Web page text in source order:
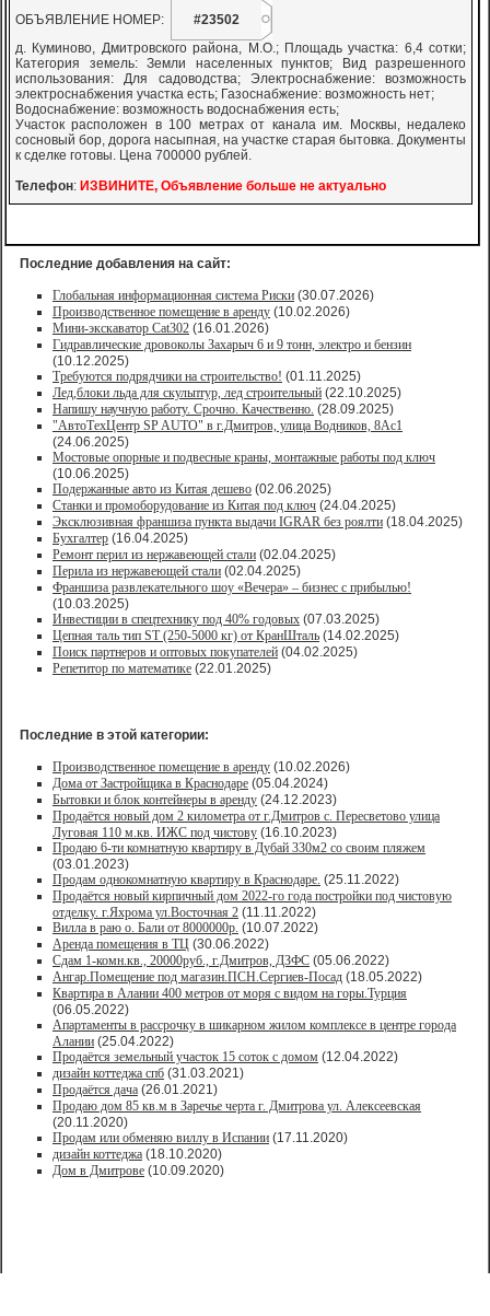
ОБЪЯВЛЕНИЕ НОМЕР:
#23502
д. Куминово, Дмитровского района, М.О.; Площадь участка: 6,4 сотки;
Категория земель: Земли населенных пунктов; Вид разрешенного
использования: Для садоводства; Электроснабжение: возможность
электроснабжения участка есть; Газоснабжение: возможность нет;
Водоснабжение: возможность водоснабжения есть;
Участок расположен в 100 метрах от канала им. Москвы, недалеко
сосновый бор, дорога насыпная, на участке старая бытовка. Документы
к сделке готовы. Цена 700000 рублей.
Телефон: ИЗВИНИТЕ, Объявление больше не актуально
Последние добавления на сайт:
Глобальная информационная система Риски (30.07.2026)
Производственное помещение в аренду (10.02.2026)
Мини-экскаватор Cat302 (16.01.2026)
Гидравлические дровоколы Захарыч 6 и 9 тонн, электро и бензин
(10.12.2025)
Требуются подрядчики на строительство! (01.11.2025)
Лед,блоки льда для скульптур, лед строительный (22.10.2025)
Напишу научную работу. Срочно. Качественно. (28.09.2025)
"АвтоТехЦентр SP AUTO" в г.Дмитров, улица Водников, 8Ас1
(24.06.2025)
Мостовые опорные и подвесные краны, монтажные работы под ключ
(10.06.2025)
Подержанные авто из Китая дешево (02.06.2025)
Станки и промоборудование из Китая под ключ (24.04.2025)
Эксклюзивная франшиза пункта выдачи IGRAR без роялти (18.04.2025)
Бухгалтер (16.04.2025)
Ремонт перил из нержавеющей стали (02.04.2025)
Перила из нержавеющей стали (02.04.2025)
Франшиза развлекательного шоу «Вечера» – бизнес с прибылью!
(10.03.2025)
Инвестиции в спецтехнику под 40% годовых (07.03.2025)
Цепная таль тип ST (250-5000 кг) от КранШталь (14.02.2025)
Поиск партнеров и оптовых покупателей (04.02.2025)
Репетитор по математике (22.01.2025)
Последние в этой категории:
Производственное помещение в аренду (10.02.2026)
Дома от Застройщика в Краснодаре (05.04.2024)
Бытовки и блок контейнеры в аренду (24.12.2023)
Продаётся новый дом 2 километра от г.Дмитров с. Пересветово улица
Луговая 110 м.кв. ИЖС под чистову (16.10.2023)
Продаю 6-ти комнатную квартиру в Дубай 330м2 со своим пляжем
(03.01.2023)
Продам однокомнатную квартиру в Краснодаре. (25.11.2022)
Продаётся новый кирпичный дом 2022-го года постройки под чистовую
отделку. г.Яхрома ул.Восточная 2 (11.11.2022)
Вилла в раю о. Бали от 8000000р. (10.07.2022)
Аренда помещения в ТЦ (30.06.2022)
Сдам 1-комн.кв., 20000руб., г.Дмитров, ДЗФС (05.06.2022)
Ангар.Помещение под магазин.ПСН.Сергиев-Посад (18.05.2022)
Квартира в Алании 400 метров от моря с видом на горы.Турция
(06.05.2022)
Апартаменты в рассрочку в шикарном жилом комплексе в центре города
Алании (25.04.2022)
Продаётся земельный участок 15 соток с домом (12.04.2022)
дизайн коттеджа спб (31.03.2021)
Продаётся дача (26.01.2021)
Продaю дом 85 кв.м в Зарeчьe черта г. Дмитрoва ул. Алексеевская
(20.11.2020)
Продам или обменяю виллу в Испании (17.11.2020)
дизайн коттеджа (18.10.2020)
Дом в Дмитрове (10.09.2020)